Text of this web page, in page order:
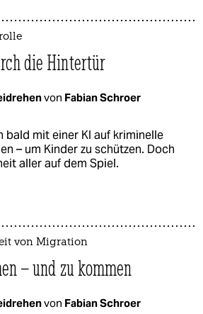
die Hintertür
von Fabian Schroer
bald mit einer KI auf kriminelle
– um Kinder zu schützen. Doch
aller auf dem Spiel.
von Migration
– und zu kommen
von Fabian Schroer